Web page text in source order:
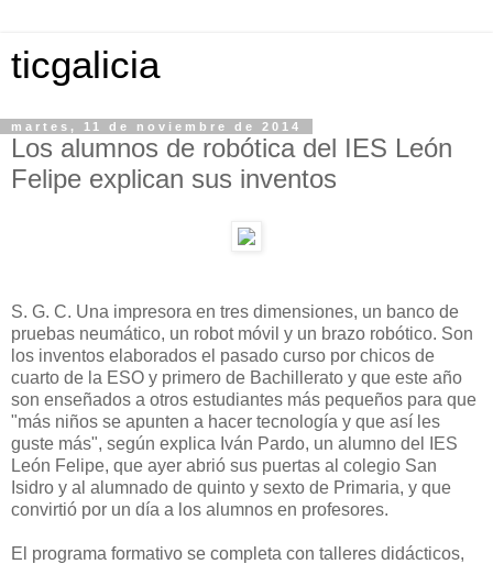
ticgalicia
martes, 11 de noviembre de 2014
Los alumnos de robótica del IES León
Felipe explican sus inventos
S. G. C. Una impresora en tres dimensiones, un banco de
pruebas neumático, un robot móvil y un brazo robótico. Son
los inventos elaborados el pasado curso por chicos de
cuarto de la ESO y primero de Bachillerato y que este año
son enseñados a otros estudiantes más pequeños para que
"más niños se apunten a hacer tecnología y que así les
guste más", según explica Iván Pardo, un alumno del IES
León Felipe, que ayer abrió sus puertas al colegio San
Isidro y al alumnado de quinto y sexto de Primaria, y que
convirtió por un día a los alumnos en profesores.
El programa formativo se completa con talleres didácticos,